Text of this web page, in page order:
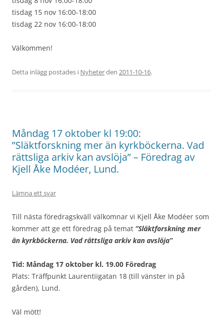
tisdag 15 nov 16:00-18:00
tisdag 22 nov 16:00-18:00
Välkommen!
Detta inlägg postades i Nyheterden 2011-10-16.
Måndag 17 oktober kl 19:00:
”Släktforskning mer än kyrkböckerna. Vad
rättsliga arkiv kan avslöja” – Föredrag av
Kjell Åke Modéer, Lund.
Lämna ett svar
Till nästa föredragskväll välkomnar vi Kjell Åke Modéer som
kommer att ge ett föredrag på temat ”Släktforskning mer
än kyrkböckerna. Vad rättsliga arkiv kan avslöja”
Tid: Måndag 17 oktober kl. 19.00 Föredrag
Plats: Träffpunkt Laurentiigatan 18 (till vänster in på
gården), Lund.
Väl mött!